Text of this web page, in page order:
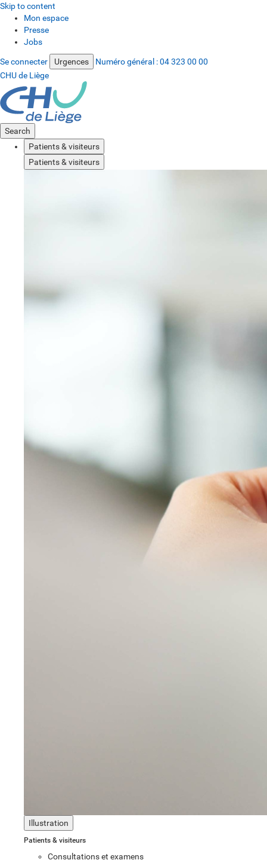
Skip to content
Mon espace
Presse
Jobs
Se connecter Urgences Numéro général :04 323 00 00
CHU de Liège
Search
Patients & visiteurs
Patients & visiteurs
Illustration
Patients & visiteurs
Consultations et examens